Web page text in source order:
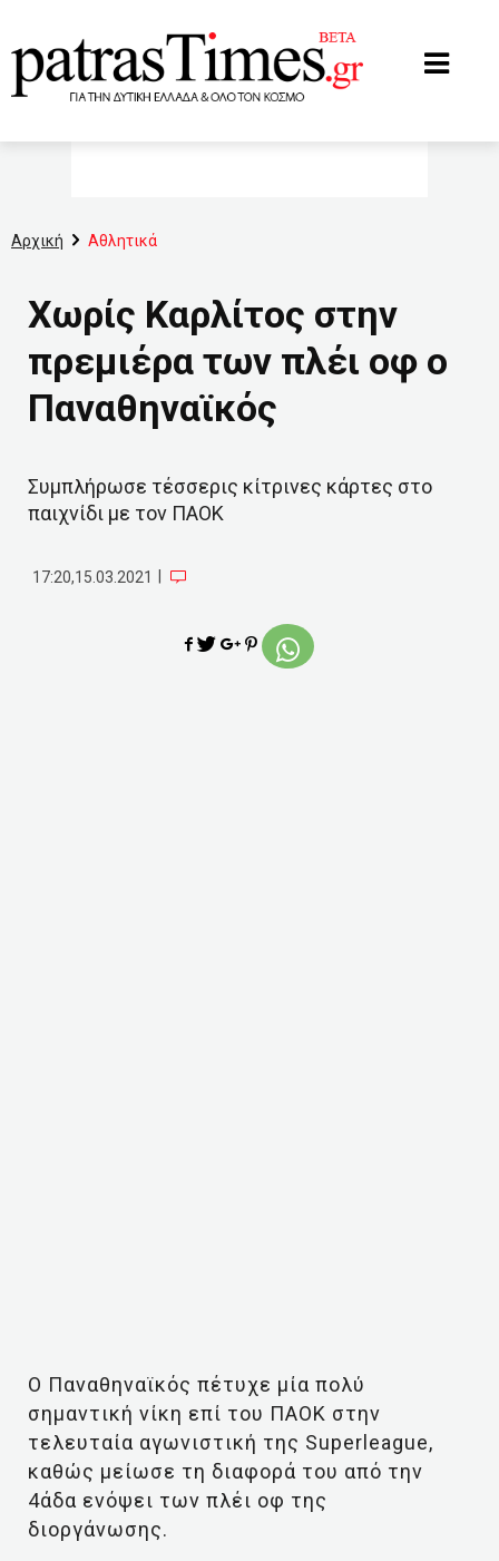
Αρχική Αθλητικά
Χωρίς Καρλίτος στην
πρεμιέρα των πλέι οφ ο
Παναθηναϊκός
Συμπλήρωσε τέσσερις κίτρινες κάρτες στο
παιχνίδι με τον ΠΑΟΚ
17:20,15.03.2021
Ο Παναθηναϊκός πέτυχε μία πολύ
σημαντική νίκη επί του ΠΑΟΚ στην
τελευταία αγωνιστική της Superleague,
καθώς μείωσε τη διαφορά του από την
4άδα ενόψει των πλέι οφ της
διοργάνωσης.